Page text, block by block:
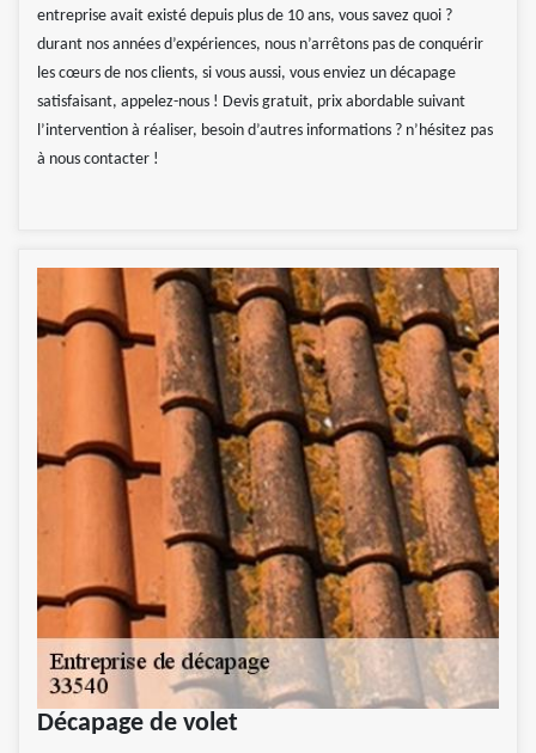
entreprise avait existé depuis plus de 10 ans, vous savez quoi ?
durant nos années d’expériences, nous n’arrêtons pas de conquérir
les cœurs de nos clients, si vous aussi, vous enviez un décapage
satisfaisant, appelez-nous ! Devis gratuit, prix abordable suivant
l’intervention à réaliser, besoin d’autres informations ? n’hésitez pas
à nous contacter !
Décapage de volet